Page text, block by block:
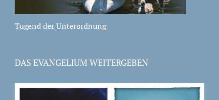
Tugend der Unterordnung
DAS EVANGELIUM WEITERGEBEN